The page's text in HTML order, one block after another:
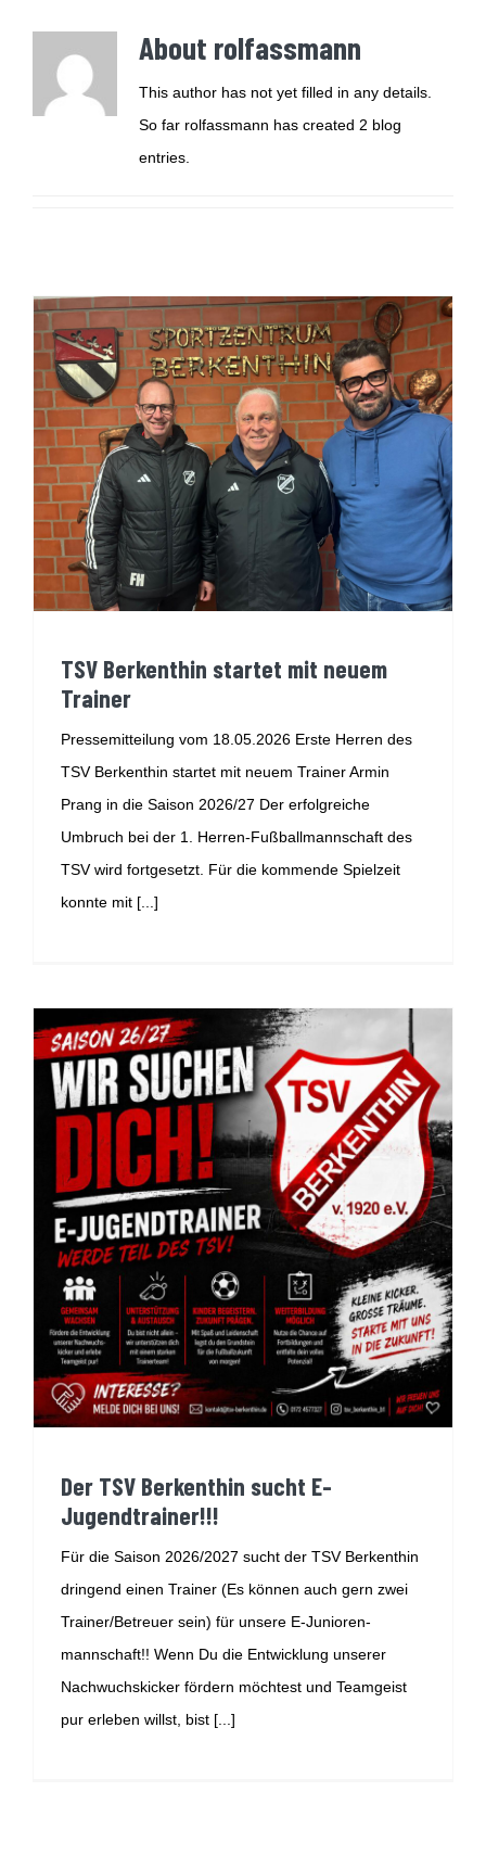
About rolfassmann
This author has not yet filled in any details.
So far rolfassmann has created 2 blog
entries.
TSV Berkenthin startet mit neuem
Trainer
TSV Berkenthin startet mit neuem
Trainer
Pressemitteilung vom 18.05.2026 Erste Herren des
TSV Berkenthin startet mit neuem Trainer Armin
Prang in die Saison 2026/27 Der erfolgreiche
Umbruch bei der 1. Herren-Fußballmannschaft des
TSV wird fortgesetzt. Für die kommende Spielzeit
konnte mit [...]
Der TSV Berkenthin sucht E-
Jugendtrainer!!!
Der TSV Berkenthin sucht E-
Jugendtrainer!!!
Für die Saison 2026/2027 sucht der TSV Berkenthin
dringend einen Trainer (Es können auch gern zwei
Trainer/Betreuer sein) für unsere E-Junioren-
mannschaft!! Wenn Du die Entwicklung unserer
Nachwuchskicker fördern möchtest und Teamgeist
pur erleben willst, bist [...]